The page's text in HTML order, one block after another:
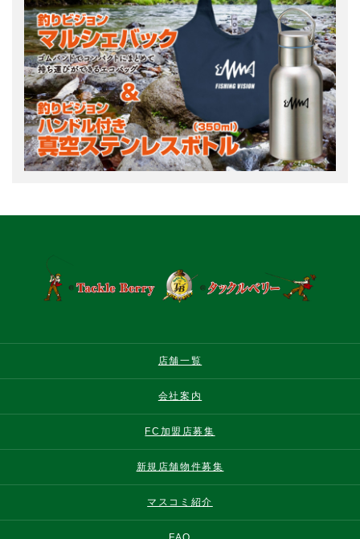
店舗一覧
会社案内
FC加盟店募集
新規店舗物件募集
マスコミ紹介